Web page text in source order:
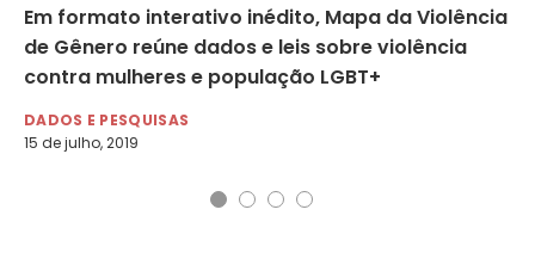
Em formato interativo inédito, Mapa da Violência
de Gênero reúne dados e leis sobre violência
contra mulheres e população LGBT+
DADOS E PESQUISAS
15 de julho, 2019